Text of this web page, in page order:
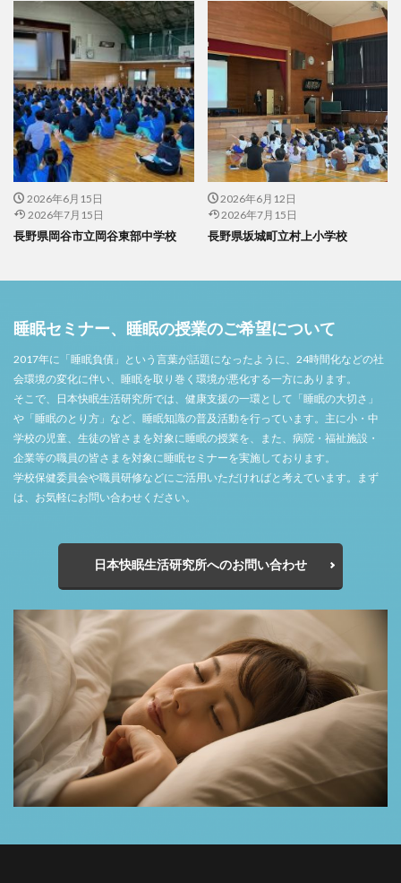
2026年6月15日
2026年7月15日
長野県岡谷市立岡谷東部中学校
2026年6月12日
2026年7月15日
長野県坂城町立村上小学校
睡眠セミナー、睡眠の授業のご希望について
2017年に「睡眠負債」という言葉が話題になったように、24時間化などの社
会環境の変化に伴い、睡眠を取り巻く環境が悪化する一方にあります。
そこで、日本快眠生活研究所では、健康支援の一環として「睡眠の大切さ」
や「睡眠のとり方」など、睡眠知識の普及活動を行っています。主に小・中
学校の児童、生徒の皆さまを対象に睡眠の授業を、また、病院・福祉施設・
企業等の職員の皆さまを対象に睡眠セミナーを実施しております。
学校保健委員会や職員研修などにご活用いただければと考えています。まず
は、お気軽にお問い合わせください。
日本快眠生活研究所へのお問い合わせ